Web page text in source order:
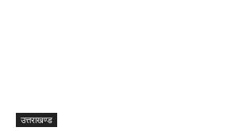
उत्तराखण्ड